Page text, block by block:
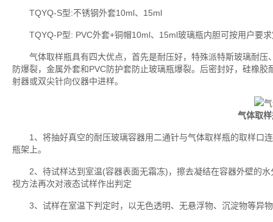
TQYQ-S型:不锈钢外套10ml、15ml
TQYQ-P型: PVC外套+铜帽10ml、15ml玻璃瓶内胆可按用户要求
气体取样瓶具有四大优点，首先是耐压好，特殊派特斯玻璃耐压
防爆裂，金属外套和PVC防护套防止玻璃瓶爆裂。后密封好，硅橡
射器或双尖针向仪器中进样。
气体取
1、将抽好真空的耐压玻璃容器用二通针与气体取样瓶的取样口
瓶架上。
2、待试样达到室温(容器表面无霜冻)，擦去凝结在容器外壁的水
视方法再次对液态试样作出判定
3、试样在室温下判定时，以无色透明、无悬浮物、沉淀物等异